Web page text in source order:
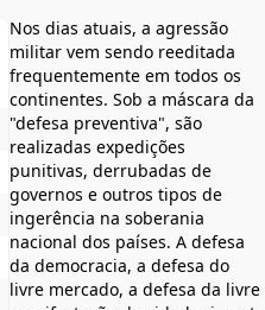
Nos dias atuais, a agressão
militar vem sendo reeditada
fre­quentemente em todos os
continentes. Sob a máscara da
"defesa preventiva", são
realizadas expedições
punitivas, derrubadas de
governos e outros tipos de
ingerência na soberania
nacional dos países. A defesa
da democracia, a defesa do
livre mercado, a defesa da livre